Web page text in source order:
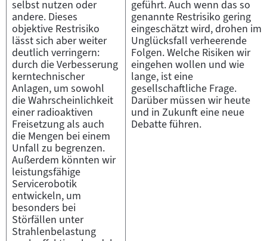
selbst nutzen oder
andere. Dieses
objektive Restrisiko
lässt sich aber weiter
deutlich verringern:
durch die Verbesserung
kerntechnischer
Anlagen, um sowohl
die Wahrscheinlichkeit
einer radioaktiven
Freisetzung als auch
die Mengen bei einem
Unfall zu begrenzen.
Außerdem könnten wir
leistungsfähige
Servicerobotik
entwickeln, um
besonders bei
Störfällen unter
Strahlenbelastung
geführt. Auch wenn das so
genannte Restrisiko gering
eingeschätzt wird, drohen im
Unglücksfall verheerende
Folgen. Welche Risiken wir
eingehen wollen und wie
lange, ist eine
gesellschaftliche Frage.
Darüber müssen wir heute
und in Zukunft eine neue
Debatte führen.